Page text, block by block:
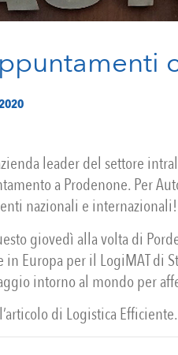
leader del settore
a Prodenone. Per
nazionali e internazionali!
giovedì alla volta di
in Europa per il LogiMAT di
intorno al mondo per
l’articolo di Logistica Efficiente.